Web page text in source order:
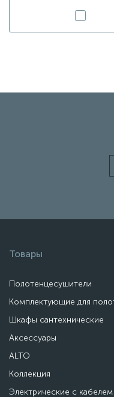
Товары
Полотенцесушители
Комплектующие для
Шкафы сантехнические
Аксессуары
ALTO
Коллекция
Электрические с кабелем